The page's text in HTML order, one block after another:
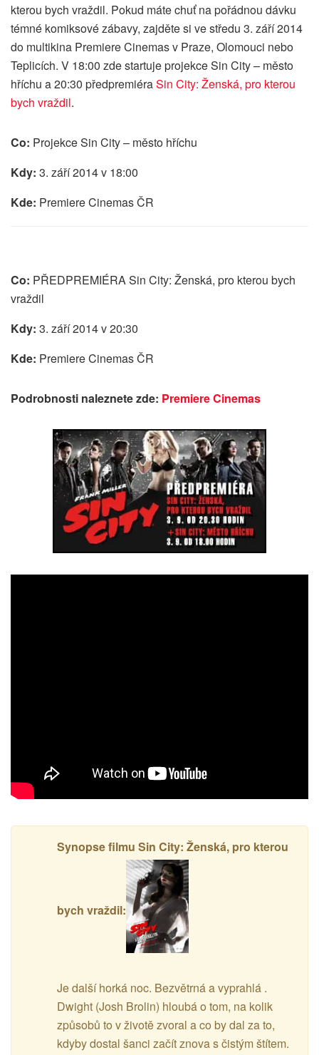
kterou bych vraždil. Pokud máte chuť na pořádnou dávku
témné komiksové zábavy, zajděte si ve středu 3. září 2014
do multikina Premiere Cinemas v Praze, Olomouci nebo
Teplicích. V 18:00 zde startuje projekce Sin City – město
hříchu a 20:30 předpremiéraSin City: Ženská, pro kterou
bych vraždil.
Co: Projekce Sin City – město hříchu
Kdy: 3. září 2014 v 18:00
Kde: Premiere Cinemas ČR
Co: PŘEDPREMIÉRA Sin City: Ženská, pro kterou bych
vraždil
Kdy: 3. září 2014 v 20:30
Kde: Premiere Cinemas ČR
Podrobnosti naleznete zde: Premiere Cinemas
Synopse filmu Sin City: Ženská, pro kterou
bych vraždil:
Je další horká noc. Bezvětrná a vyprahlá .
Dwight (Josh Brolin) hloubá o tom, na kolik
způsobů to v životě zvoral a co by dal za to,
kdyby dostal šanci začít znova s čistým štítem.